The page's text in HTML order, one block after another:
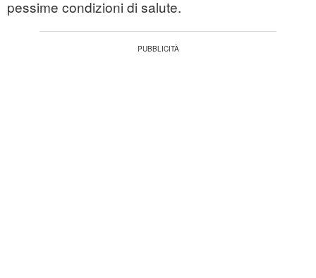
pessime condizioni di salute.